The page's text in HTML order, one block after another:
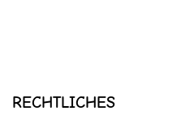
RECHTLICHES